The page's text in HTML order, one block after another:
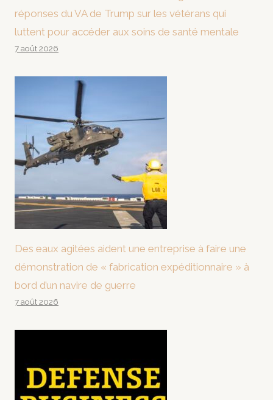
réponses du VA de Trump sur les vétérans qui
luttent pour accéder aux soins de santé mentale
7 août 2026
Des eaux agitées aident une entreprise à faire une
démonstration de « fabrication expéditionnaire » à
bord d’un navire de guerre
7 août 2026